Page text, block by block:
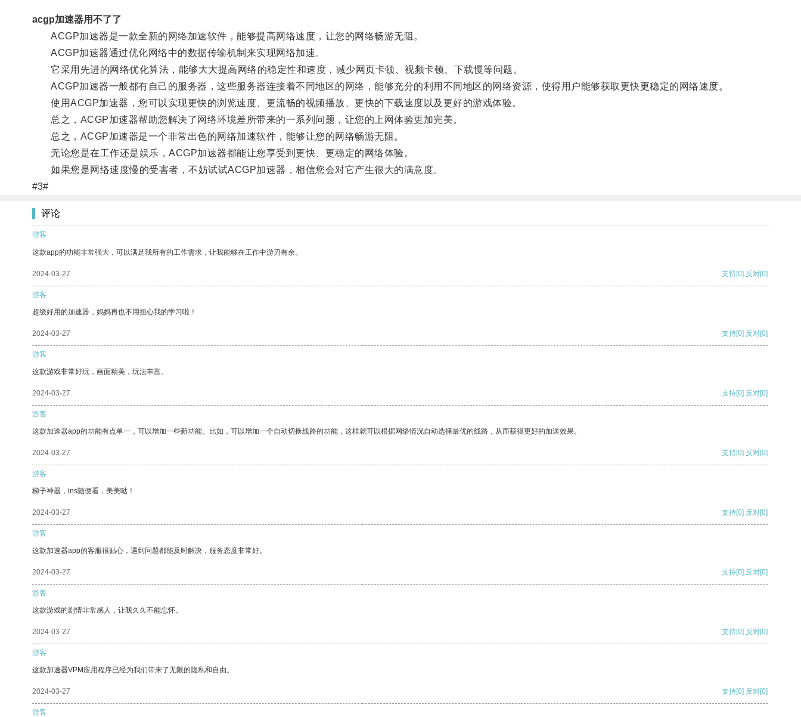
acgp加速器用不了了
ACGP加速器是一款全新的网络加速软件，能够提高网络速度，让您的网络畅游无阻。
ACGP加速器通过优化网络中的数据传输机制来实现网络加速。
它采用先进的网络优化算法，能够大大提高网络的稳定性和速度，减少网页卡顿、视频卡顿、下载慢等问题。
ACGP加速器一般都有自己的服务器，这些服务器连接着不同地区的网络，能够充分的利用不同地区的网络资源，使得用户能够获取更快更稳定的网络速度。
使用ACGP加速器，您可以实现更快的浏览速度、更流畅的视频播放、更快的下载速度以及更好的游戏体验。
总之，ACGP加速器帮助您解决了网络环境差所带来的一系列问题，让您的上网体验更加完美。
总之，ACGP加速器是一个非常出色的网络加速软件，能够让您的网络畅游无阻。
无论您是在工作还是娱乐，ACGP加速器都能让您享受到更快、更稳定的网络体验。
如果您是网络速度慢的受害者，不妨试试ACGP加速器，相信您会对它产生很大的满意度。
#3#
评论
游客
这款app的功能非常强大，可以满足我所有的工作需求，让我能够在工作中游刃有余。
2024-03-27 支持[0] 反对[0]
游客
超级好用的加速器，妈妈再也不用担心我的学习啦！
2024-03-27 支持[0] 反对[0]
游客
这款游戏非常好玩，画面精美，玩法丰富。
2024-03-27 支持[0] 反对[0]
游客
这款加速器app的功能有点单一，可以增加一些新功能。比如，可以增加一个自动切换线路的功能，这样就可以根据网络情况自动选择最优的线路，从而获得更好的加速效果。
2024-03-27 支持[0] 反对[0]
游客
梯子神器，ins随便看，美美哒！
2024-03-27 支持[0] 反对[0]
游客
这款加速器app的客服很贴心，遇到问题都能及时解决，服务态度非常好。
2024-03-27 支持[0] 反对[0]
游客
这款游戏的剧情非常感人，让我久久不能忘怀。
2024-03-27 支持[0] 反对[0]
游客
这款加速器VPM应用程序已经为我们带来了无限的隐私和自由。
2024-03-27 支持[0] 反对[0]
游客